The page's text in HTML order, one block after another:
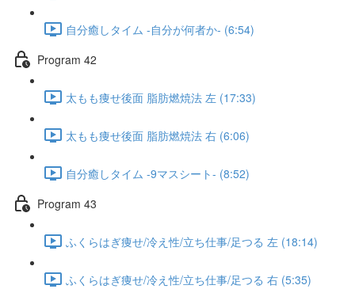
自分癒しタイム -自分が何者か- (6:54)
Program 42
太もも痩せ後面 脂肪燃焼法 左 (17:33)
太もも痩せ後面 脂肪燃焼法 右 (6:06)
自分癒しタイム -9マスシート- (8:52)
Program 43
ふくらはぎ痩せ/冷え性/立ち仕事/足つる 左 (18:14)
ふくらはぎ痩せ/冷え性/立ち仕事/足つる 右 (5:35)